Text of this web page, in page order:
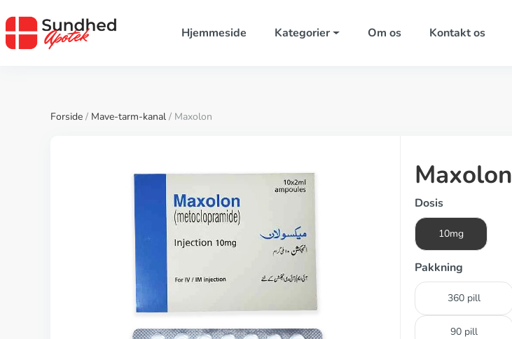
Hjemmeside Kategorier Om os Kontakt os
Forside / Mave-tarm-kanal / Maxolon
Maxolon
Dosis
10mg
Pakkning
360 pill
90 pill